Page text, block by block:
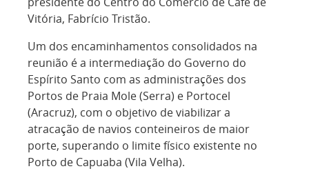
Vitória, Fabrício Tristão.
Um dos encaminhamentos consolidados na
reunião é a intermediação do Governo do
Espírito Santo com as administrações dos
Portos de Praia Mole (Serra) e Portocel
(Aracruz), com o objetivo de viabilizar a
atracação de navios conteineiros de maior
porte, superando o limite físico existente no
Porto de Capuaba (Vila Velha).